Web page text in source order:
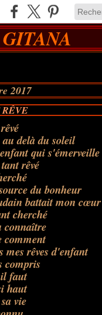
2017
delà du soleil
qui s'émerveille
rêvé
du bonheur
battait mon cœur
cherché
comment
rêves d'enfant
compris
faut
haut
vie